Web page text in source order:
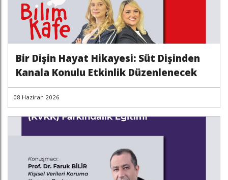
Bir Dişin Hayat Hikayesi: Süt Dişinden
Kanala Konulu Etkinlik Düzenlenecek
08 Haziran 2026